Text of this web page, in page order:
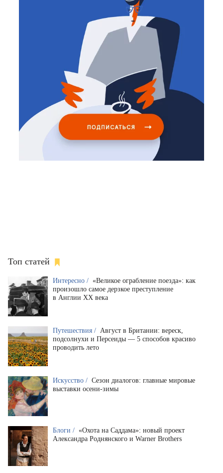
Топ статей
Интересно / «Великое ограбление поезда»: как
произошло самое дерзкое преступление
в Англии XX века
Путешествия / Август в Британии: вереск,
подсолнухи и Персеиды — 5 способов красиво
проводить лето
Искусство / Сезон диалогов: главные мировые
выставки осени-зимы
Блоги / «Охота на Саддама»: новый проект
Александра Роднянского и Warner Brothers